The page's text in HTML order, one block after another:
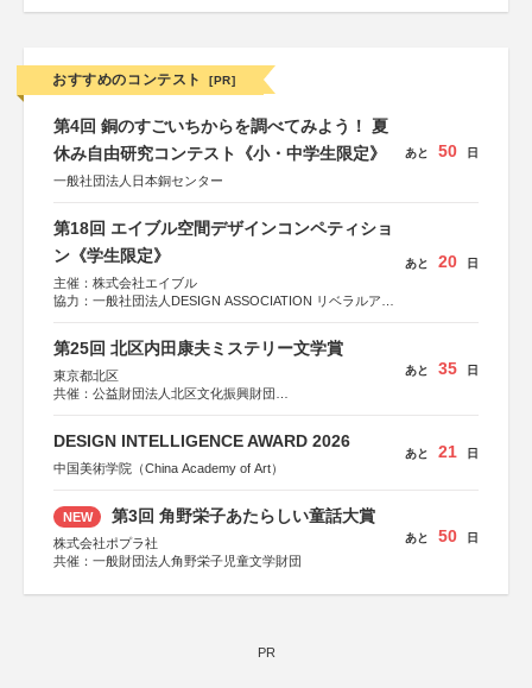
おすすめのコンテスト [PR]
第4回 銅のすごいちからを調べてみよう！ 夏
休み自由研究コンテスト《小・中学生限定》
一般社団法人日本銅センター
あと 50 日
第18回 エイブル空間デザインコンペティショ
ン《学生限定》
主催：株式会社エイブル
協力：一般社団法人DESIGN ASSOCIATION リベラルアー
運営：TOKYO COMPANY株式会社
あと 20 日
第25回 北区内田康夫ミステリー文学賞
東京都北区
共催：公益財団法人北区文化振興財団
あと 35 日
DESIGN INTELLIGENCE AWARD 2026
中国美術学院（China Academy of Art）
あと 21 日
NEW 第3回 角野栄子あたらしい童話大賞
株式会社ポプラ社
共催：一般財団法人角野栄子児童文学財団
あと 50 日
PR